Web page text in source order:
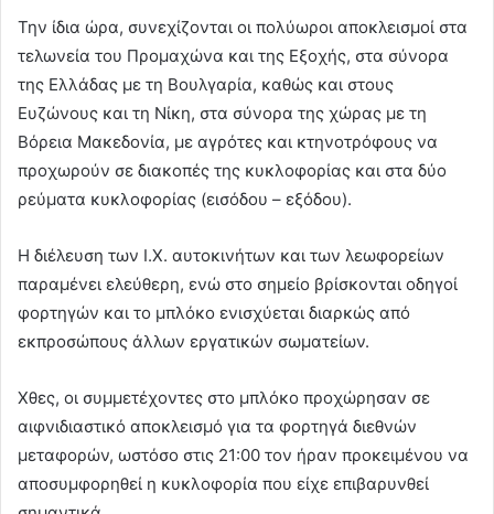
Την ίδια ώρα, συνεχίζονται οι πολύωροι αποκλεισμοί στα
τελωνεία του Προμαχώνα και της Εξοχής, στα σύνορα
της Ελλάδας με τη Βουλγαρία, καθώς και στους
Ευζώνους και τη Νίκη, στα σύνορα της χώρας με τη
Βόρεια Μακεδονία, με αγρότες και κτηνοτρόφους να
προχωρούν σε διακοπές της κυκλοφορίας και στα δύο
ρεύματα κυκλοφορίας (εισόδου – εξόδου).
Η διέλευση των Ι.Χ. αυτοκινήτων και των λεωφορείων
παραμένει ελεύθερη, ενώ στο σημείο βρίσκονται οδηγοί
φορτηγών και το μπλόκο ενισχύεται διαρκώς από
εκπροσώπους άλλων εργατικών σωματείων.
Χθες, οι συμμετέχοντες στο μπλόκο προχώρησαν σε
αιφνιδιαστικό αποκλεισμό για τα φορτηγά διεθνών
μεταφορών, ωστόσο στις 21:00 τον ήραν προκειμένου να
αποσυμφορηθεί η κυκλοφορία που είχε επιβαρυνθεί